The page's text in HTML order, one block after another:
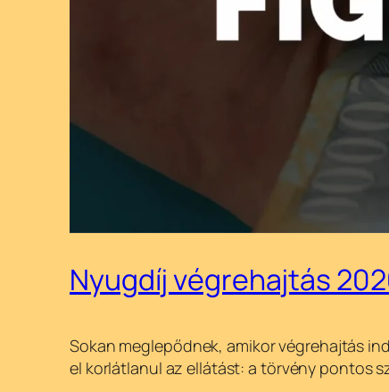
Nyugdíj végrehajtás
Sokan meglepődnek, amikor végrehajtás
el korlátlanul az ellátást: a törvény pontos